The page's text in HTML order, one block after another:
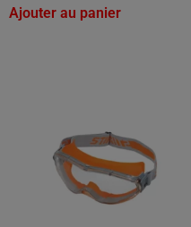
Ajouter au panier